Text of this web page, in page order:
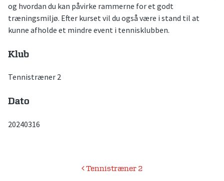
og hvordan du kan påvirke rammerne for et godt
træningsmiljø. Efter kurset vil du også være i stand til at
kunne afholde et mindre event i tennisklubben.
Klub
Tennistræner 2
Dato
20240316
IndlægsnavigationTennistræner 2